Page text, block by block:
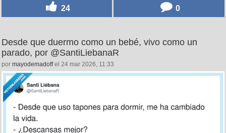
24 0
Desde que duermo como un bebé, vivo como un
parado, por @SantiLiebanaR
por mayodemadoffel 24 mar 2026, 11:33